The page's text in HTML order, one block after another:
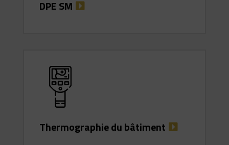
DPE SM
Thermographie du bâtiment